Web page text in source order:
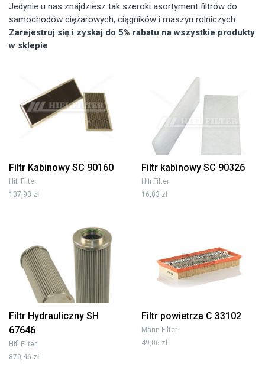
Jedynie u nas znajdziesz tak szeroki asortyment filtrów do
samochodów ciężarowych, ciągników i maszyn rolniczych
Zarejestruj się i zyskaj do 5% rabatu na wszystkie produkty
w sklepie
Filtr Kabinowy SC 90160
Hifi Filter
137,93 zł
Filtr kabinowy SC 90326
Hifi Filter
16,83 zł
Filtr Hydrauliczny SH
67646
Hifi Filter
870,46 zł
Filtr powietrza C 33102
Mann Filter
49,06 zł